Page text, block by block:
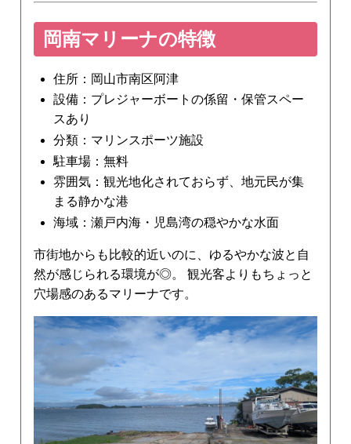
岡南マリーナの特徴
住所：岡山市南区阿津
設備：プレジャーボートの係留・保管スペー
スあり
分類：マリンスポーツ施設
駐車場：無料
雰囲気：観光地化されておらず、地元民が集
まる静かな港
海域：瀬戸内海・児島湾の穏やかな水面
市街地からも比較的近いのに、ゆるやかな波と自
然が感じられる環境が◎。 観光客よりもちょっと
穴場感のあるマリーナです。